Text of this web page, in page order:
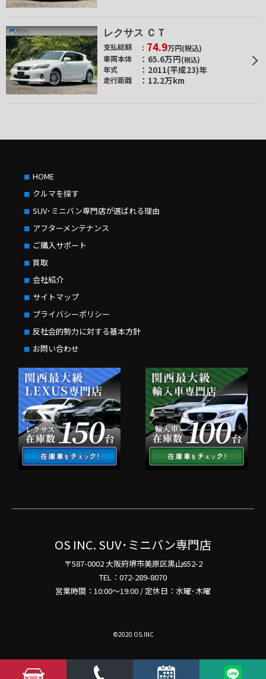
レクサス ＣＴ
支払総額 74.9万円(税込)
車両本体
65.6万円(税込)
年式 2011(平成23)年
走行距離 12.2万km
HOME
クルマを探す
SUV･ミニバン専門店が選ばれる理由
アフターメンテナンス
ご購入サポート
買取
会社紹介
サイトマップ
プライバシーポリシー
反社会的勢力に対する基本方針
お問い合わせ
OS INC. SUV･ミニバン専門店
〒587-0002 大阪府堺市美原区黒山652-2
TEL：072-289-8070
営業時間：10:00～19:00 / 定休日：水曜･木曜
©2020 OS.INC